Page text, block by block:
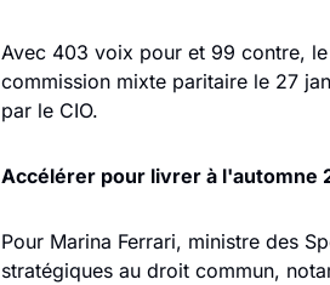
Avec 403 voix pour et 99 contre,
commission mixte paritaire le 27
par le CIO.
Accélérer pour livrer à l'automne
Pour Marina Ferrari, ministre des
stratégiques au droit commun,